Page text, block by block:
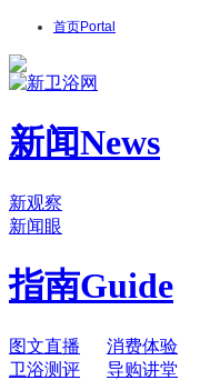
首页Portal
新闻News
新观察
新闻眼
指南Guide
图文直播
消费体验
卫浴测评
导购讲堂